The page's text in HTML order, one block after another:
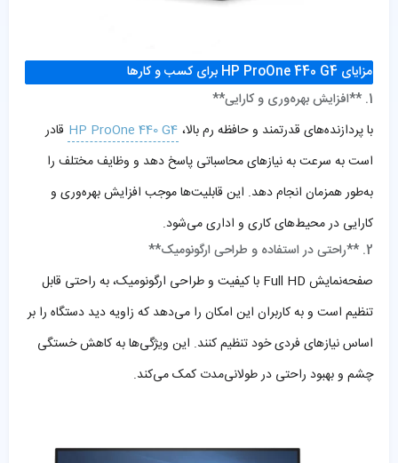
مزایای HP ProOne 440 G4 برای کسب و کارها
1. **افزایش بهره‌وری و کارایی**
با پردازنده‌های قدرتمند و حافظه رم بالا، HP ProOne 440 G4 قادر
است به سرعت به نیازهای محاسباتی پاسخ دهد و وظایف مختلف را
به‌طور همزمان انجام دهد. این قابلیت‌ها موجب افزایش بهره‌وری و
کارایی در محیط‌های کاری و اداری می‌شود.
2. **راحتی در استفاده و طراحی ارگونومیک**
صفحه‌نمایش Full HD با کیفیت و طراحی ارگونومیک، به راحتی قابل
تنظیم است و به کاربران این امکان را می‌دهد که زاویه دید دستگاه را بر
اساس نیازهای فردی خود تنظیم کنند. این ویژگی‌ها به کاهش خستگی
چشم و بهبود راحتی در طولانی‌مدت کمک می‌کند.